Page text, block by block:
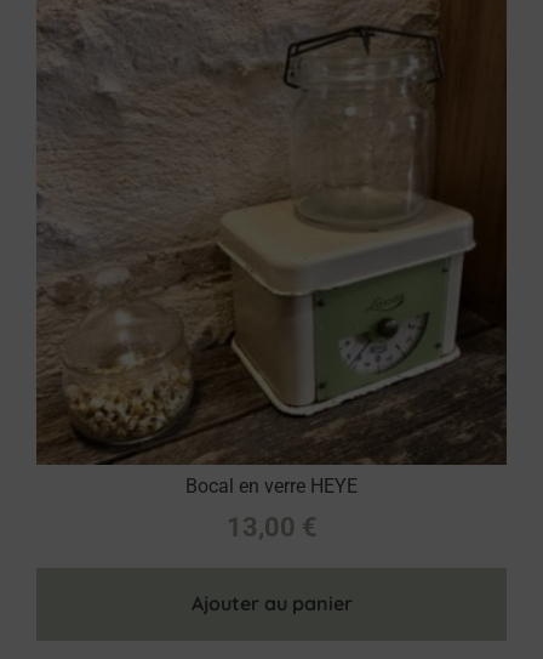
Bocal en verre HEYE
13,00 €
Ajouter au panier